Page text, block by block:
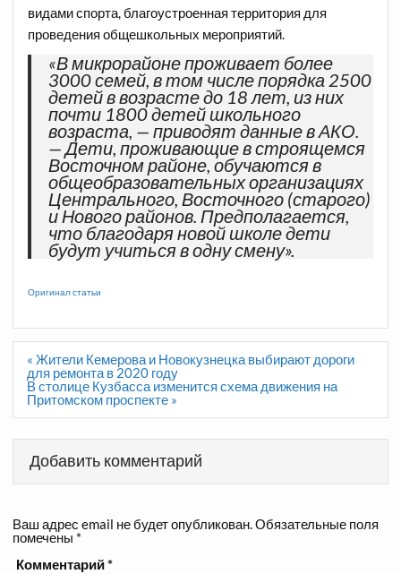
видами спорта, благоустроенная территория для
проведения общешкольных мероприятий.
«В микрорайоне проживает более
3000 семей, в том числе порядка 2500
детей в возрасте до 18 лет, из них
почти 1800 детей школьного
возраста, — приводят данные в АКО.
— Дети, проживающие в строящемся
Восточном районе, обучаются в
общеобразовательных организациях
Центрального, Восточного (старого)
и Нового районов. Предполагается,
что благодаря новой школе дети
будут учиться в одну смену».
Оригинал статьи
Навигация
по
записям
« Жители Кемерова и Новокузнецка выбирают дороги
для ремонта в 2020 году
В столице Кузбасса изменится схема движения на
Притомском проспекте »
Добавить комментарий
Ваш адрес email не будет опубликован.Обязательные поля
помечены *
Комментарий*